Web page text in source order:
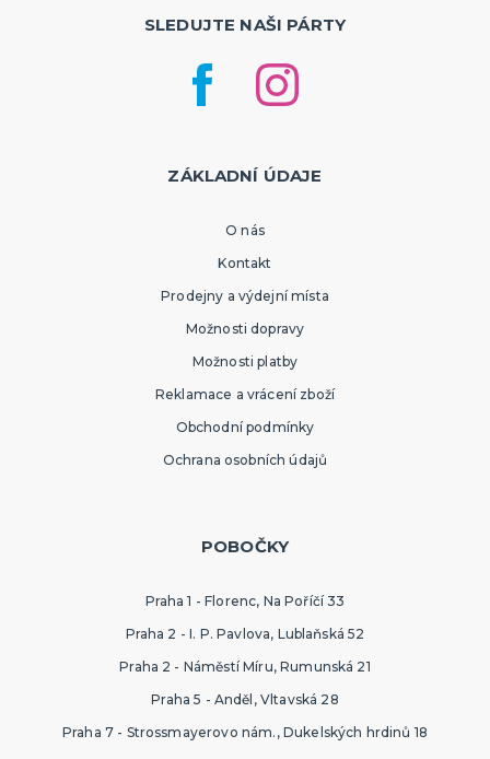
SLEDUJTE NAŠI PÁRTY
ZÁKLADNÍ ÚDAJE
O nás
Kontakt
Prodejny a výdejní místa
Možnosti dopravy
Možnosti platby
Reklamace a vrácení zboží
Obchodní podmínky
Ochrana osobních údajů
POBOČKY
Praha 1 - Florenc, Na Poříčí 33
Praha 2 - I. P. Pavlova, Lublaňská 52
Praha 2 - Náměstí Míru, Rumunská 21
Praha 5 - Anděl, Vltavská 28
Praha 7 - Strossmayerovo nám., Dukelských hrdinů 18